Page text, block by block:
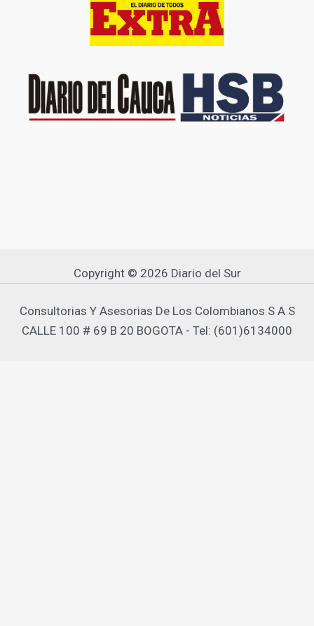
Copyright © 2026 Diario del Sur
Consultorias Y Asesorias De Los Colombianos S A S
CALLE 100 # 69 B 20 BOGOTA - Tel: (601)6134000